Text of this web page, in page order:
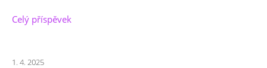
Celý příspěvek
1. 4. 2025